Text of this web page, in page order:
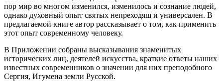
пор мир во многом изменился, изменилось и сознание людей,
однако духовный опыт святых непреходящ и универсален. В
предлагаемой книге автор рассказывает о том, как применить
этот опыт современному человеку.
В Приложении собраны высказывания знаменитых
исторических лиц, деятелей искусства, краткие ответы наших
известных современников о значении для них преподобного
Сергия, Игумена земли Русской.